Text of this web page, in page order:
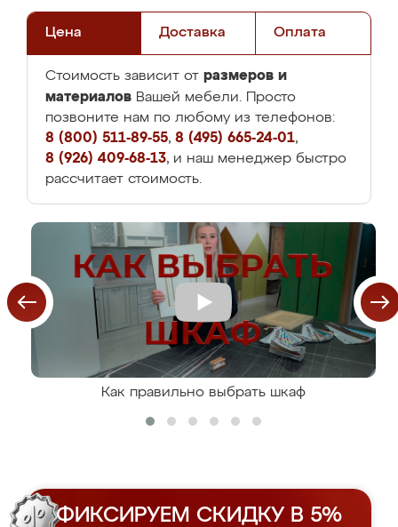
Цена Доставка Оплата
Стоимость зависит от размеров и
материалов Вашей мебели. Просто
позвоните нам по любому из телефонов:
8 (800) 511-89-55, 8 (495) 665-24-01,
8 (926) 409-68-13, и наш менеджер быстро
рассчитает стоимость.
Как правильно выбрать шкаф
ФИКСИРУЕМ СКИДКУ В 5%